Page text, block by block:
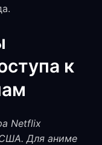
к
Netflix
Для аниме